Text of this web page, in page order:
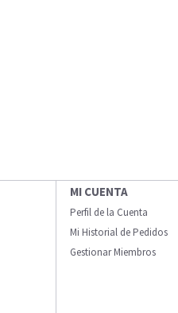
MI CUENTA
Perfil de la Cuenta
Mi Historial de Pedidos
Gestionar Miembros